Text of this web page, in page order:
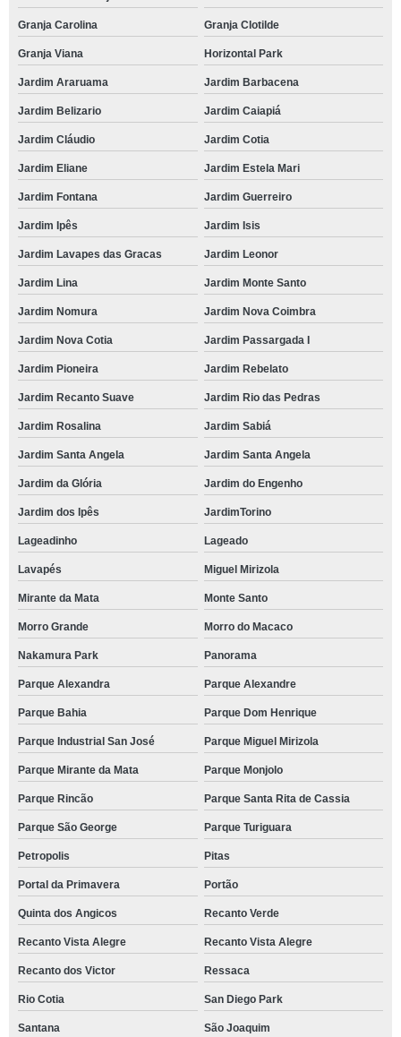
Granja Carolina Granja Clotilde
Granja Viana Horizontal Park
Jardim Araruama Jardim Barbacena
Jardim Belizario Jardim Caiapiá
Jardim Cláudio Jardim Cotia
Jardim Eliane Jardim Estela Mari
Jardim Fontana Jardim Guerreiro
Jardim Ipês Jardim Isis
Jardim Lavapes das Gracas Jardim Leonor
Jardim Lina Jardim Monte Santo
Jardim Nomura Jardim Nova Coimbra
Jardim Nova Cotia Jardim Passargada I
Jardim Pioneira Jardim Rebelato
Jardim Recanto Suave Jardim Rio das Pedras
Jardim Rosalina Jardim Sabiá
Jardim Santa Angela Jardim Santa Angela
Jardim da Glória Jardim do Engenho
Jardim dos Ipês JardimTorino
Lageadinho Lageado
Lavapés Miguel Mirizola
Mirante da Mata Monte Santo
Morro Grande Morro do Macaco
Nakamura Park Panorama
Parque Alexandra Parque Alexandre
Parque Bahia Parque Dom Henrique
Parque Industrial San José Parque Miguel Mirizola
Parque Mirante da Mata Parque Monjolo
Parque Rincão Parque Santa Rita de Cassia
Parque São George Parque Turiguara
Petropolis Pitas
Portal da Primavera Portão
Quinta dos Angicos Recanto Verde
Recanto Vista Alegre Recanto Vista Alegre
Recanto dos Victor Ressaca
Rio Cotia San Diego Park
Santana São Joaquim